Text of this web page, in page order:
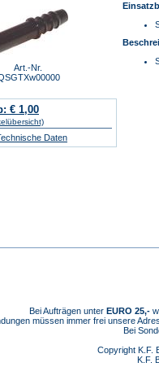
Art.-Nr.
€ 1,00
Daten
Bei Aufträgen unter EURO 25,-
müssen immer frei unsere
Bei
Copyright K.F.
K.F.